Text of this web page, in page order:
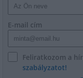
E-mail cím
Feliratkozom a
szabályzatot!